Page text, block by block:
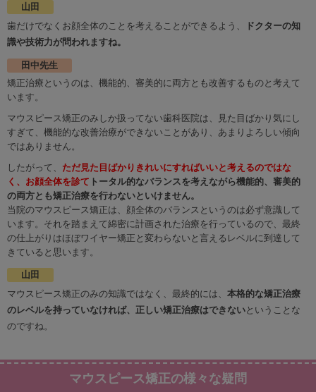
山田
歯だけでなくお顔全体のことを考えることができるよう、
ドクターの知
識や技術力が問われますね。
田中先生
矯正治療というのは、機能的、審美的に両方とも改善するものと考えて
います。
マウスピース矯正のみしか扱ってない歯科医院は、見た目ばかり気にし
すぎて、機能的な改善治療ができないことがあり、あまりよろしい傾向
ではありません。
したがって、 ただ見た目ばかりきれいにすればいいと考えるのではな
く、お顔全体を診て トータル的なバランスを考えながら機能的、審美的
の両方とも矯正治療を行わないといけません。
当院のマウスピース矯正は、顔全体のバランスというのは必ず意識して
います。それを踏まえて綿密に計画された治療を行っているので、最終
の仕上がりはほぼワイヤー矯正と変わらないと言えるレベルに到達して
きていると思います。
山田
マウスピース矯正のみの知識ではなく、最終的には、 本格的な矯正治療
のレベルを持っていなければ、正しい矯正治療はできないということな
のですね。
マウスピース矯正の様々な疑問